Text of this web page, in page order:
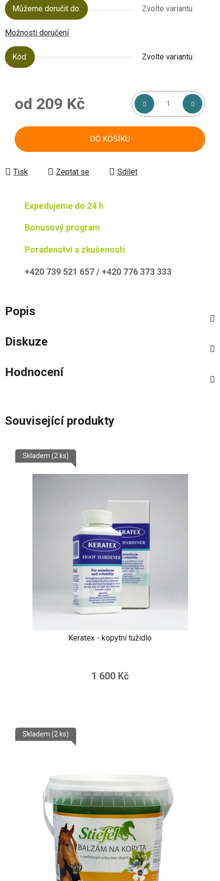
Můžeme doručit do: Zvolte variantu
Možnosti doručení
Kód: Zvolte variantu
od 209 Kč
DO KOŠÍKU
Tisk Zeptat se Sdílet
Expedujeme do 24 h
Bonusový program
Poradenství a zkušenosti
+420 739 521 657 / +420 776 373 333
Popis
Diskuze
Hodnocení
Související produkty
Keratex - kopytní tužidlo
Skladem (2 ks)
1 600 Kč
Skladem (2 ks)